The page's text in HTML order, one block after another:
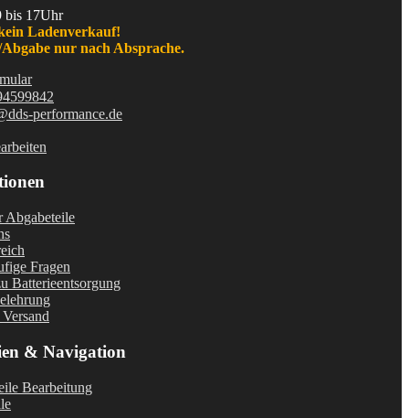
bis 17Uhr
Ladenverkauf!
nur nach Absprache.
performance.de
Abgabeteile
Fragen
Batterieentsorgung
& Navigation
Bearbeitung